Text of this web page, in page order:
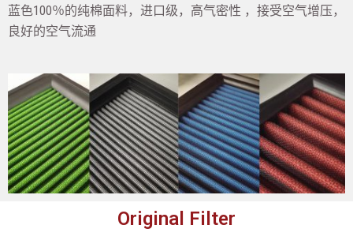
蓝色100％的纯棉面料，进口级，高气密性 ，接受空气增压，
良好的空气流通
Original Filter